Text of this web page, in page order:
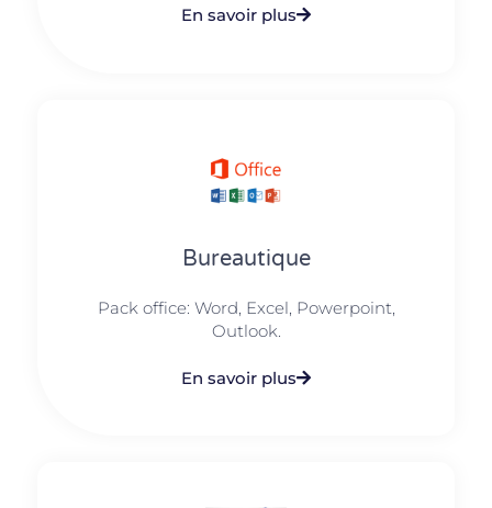
En savoir plus
Bureautique
Pack office: Word, Excel, Powerpoint,
Outlook.​
En savoir plus